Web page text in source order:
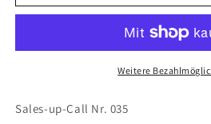
Weitere
Sales-up-Call Nr. 035